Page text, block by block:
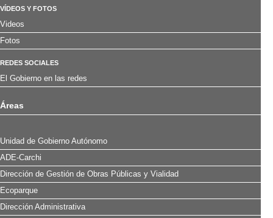
VÍDEOS Y FOTOS
Videos
Fotos
REDES SOCIALES
El Gobierno en las redes
Áreas
Unidad de Gobierno Autónomo
ADE-Carchi
Dirección de Gestión de Obras Públicas y Vialidad
Ecoparque
Dirección Administrativa